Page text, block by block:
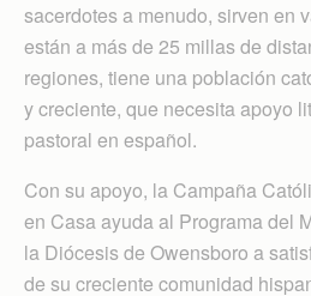
sacerdotes a menudo, sirven en
están a más de 25 millas de
regiones, tiene una población
y creciente, que necesita apoyo
pastoral en español.
Con su apoyo, la Campaña
en Casa ayuda al Programa del
la Diócesis de Owensboro a
de su creciente comunidad